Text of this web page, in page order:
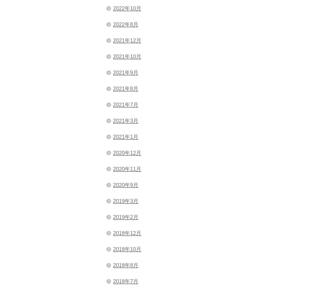
2022年10月
2022年8月
2021年12月
2021年10月
2021年9月
2021年8月
2021年7月
2021年3月
2021年1月
2020年12月
2020年11月
2020年9月
2019年3月
2019年2月
2018年12月
2018年10月
2018年8月
2018年7月